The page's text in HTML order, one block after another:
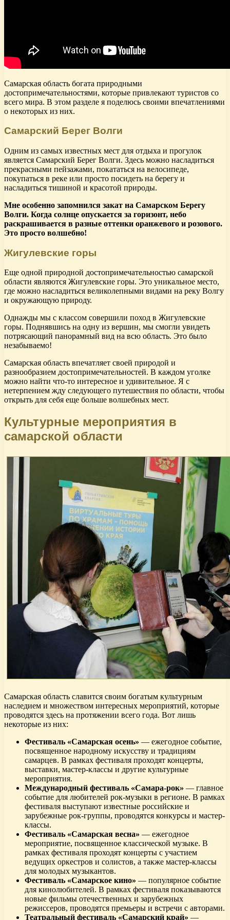
Самарская область богата природными
достопримечательностями, которые привлекают туристов со
всего мира. В этом разделе я поделюсь своими впечатлениями
о некоторых из них.
Самарский Берег Волги
Одним из самых известных мест для отдыха и прогулок
является Самарский Берег Волги. Здесь можно насладиться
прекрасными пейзажами, покататься на велосипеде,
покупаться в реке или просто посидеть на берегу и
насладиться тишиной и красотой природы.
Мне особенно запомнился закат на Самарском Берегу
Волги. Когда солнце опускается за горизонт, небо
раскрашивается в разные оттенки оранжевого и розового.
Это просто волшебно!
Жигулевские горы
Еще одной природной достопримечательностью самарской
области являются Жигулевские горы. Это уникальное место,
где можно насладиться великолепными видами на реку Волгу
и окружающую природу.
Однажды мы с классом совершили поход в Жигулевские
горы. Поднявшись на одну из вершин, мы смогли увидеть
потрясающий панорамный вид на всю область. Это было
незабываемо!
Самарская область впечатляет своей природой и
разнообразием достопримечательностей. В каждом уголке
можно найти что-то интересное и удивительное. Я с
нетерпением жду следующего путешествия по области, чтобы
открыть для себя еще больше волшебных мест.
Культурные мероприятия в
самарской области
Самарская область славится своим богатым культурным
наследием и множеством интересных мероприятий, которые
проводятся здесь на протяжении всего года. Вот лишь
некоторые из них:
Фестиваль «Самарская осень» — ежегодное событие,
посвященное народному искусству и традициям
самарцев. В рамках фестиваля проходят концерты,
выставки, мастер-классы и другие культурные
мероприятия.
Международный фестиваль «Самара-рок» — главное
событие для любителей рок-музыки в регионе. В рамках
фестиваля выступают известные российские и
зарубежные рок-группы, проводятся конкурсы и мастер-
классы.
Фестиваль «Самарская весна» — ежегодное
мероприятие, посвященное классической музыке. В
рамках фестиваля проходят концерты с участием
ведущих оркестров и солистов, а также мастер-классы
для молодых музыкантов.
Фестиваль «Самарское кино» — популярное событие
для кинолюбителей. В рамках фестиваля показываются
новые фильмы отечественных и зарубежных
режиссеров, проводятся премьеры и встречи с авторами.
Театральный фестиваль «Самарский край» —